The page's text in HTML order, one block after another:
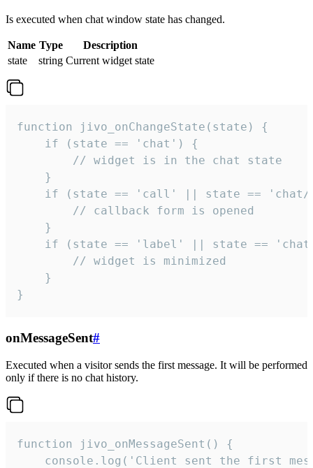
Is executed when chat window state has changed.
Name Type
Description
state
string Current widget state
function jivo_onChangeState(state) {
    if (state == 'chat') {
        // widget is in the chat state
    }
if (state == 'call' || state ==
        // callback form is opened
    }
if (state == 'label' || state ==
        // widget is minimized
    }
}
onMessageSent#
Executed when a visitor sends the first message. It will be performed
only if there is no chat history.
function jivo_onMessageSent() {
console.log('Client sent the first